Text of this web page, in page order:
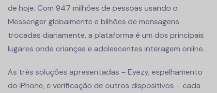
de hoje. Com 947 milhões de pessoas usando o
Messenger globalmente e bilhões de mensagens
trocadas diariamente, a plataforma é um dos principais
lugares onde crianças e adolescentes interagem online.
As três soluções apresentadas – Eyezy, espelhamento
do iPhone, e verificação de outros dispositivos – cada